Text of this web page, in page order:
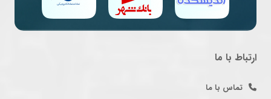
ارتباط با ما
تماس با ما